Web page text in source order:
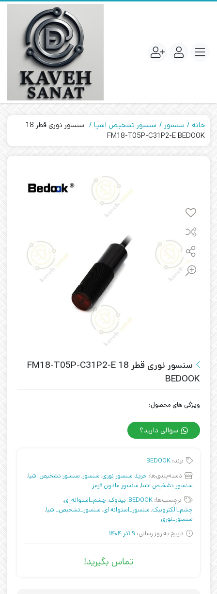
خانه سنسور سنسور تشخیص اشیا
سنسور نوری قطر 18
FM18-T05P-C31P2-E BEDOOK
سنسور نوری قطر 18 FM18-T05P-C31P2-E
BEDOOK
ویژگی های محصول:
سوالی دارید؟
برند: BEDOOK
دسته‌بندی‌ها: خرید سنسور نوری, سنسور, سنسور تشخیص اشیا,
سنسور تشخیص اشیا, سنسور مادون قرمز
برچسب‌ها: BEDOOK
, بیدوک, چشم_استوانه ای,
چشم_الکترونیک, سنسور_استوانه ای, سنسور_تشخیص_اشیا,
سنسور_نوری
تاریخ به روز رسانی: 9 آذر 1404
تماس بگیرید!